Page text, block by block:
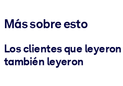
Más sobre esto
Los clientes que
también leyeron